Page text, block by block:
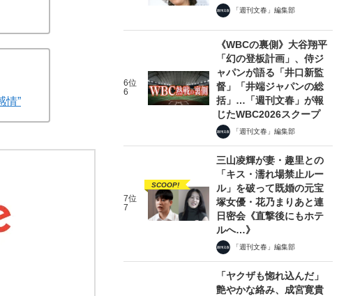
情”
「週刊文春」編集部
6位
6
《WBCの裏側》大谷翔平
「幻の登板計画」、侍ジ
ャパンが語る「井口新監
督」「井端ジャパンの総
括」…「週刊文春」が報
じたWBC2026スクープ
「週刊文春」編集部
7位
7
SCOOP!
三山凌輝が妻・趣里との
「キス・濡れ場禁止ルー
ル」を破って既婚の元宝
塚女優・花乃まりあと連
日密会《直撃後にもホテ
ルへ…》
「週刊文春」編集部
「ヤクザも惚れ込んだ」
艶やかな絡み、成宮寛貴